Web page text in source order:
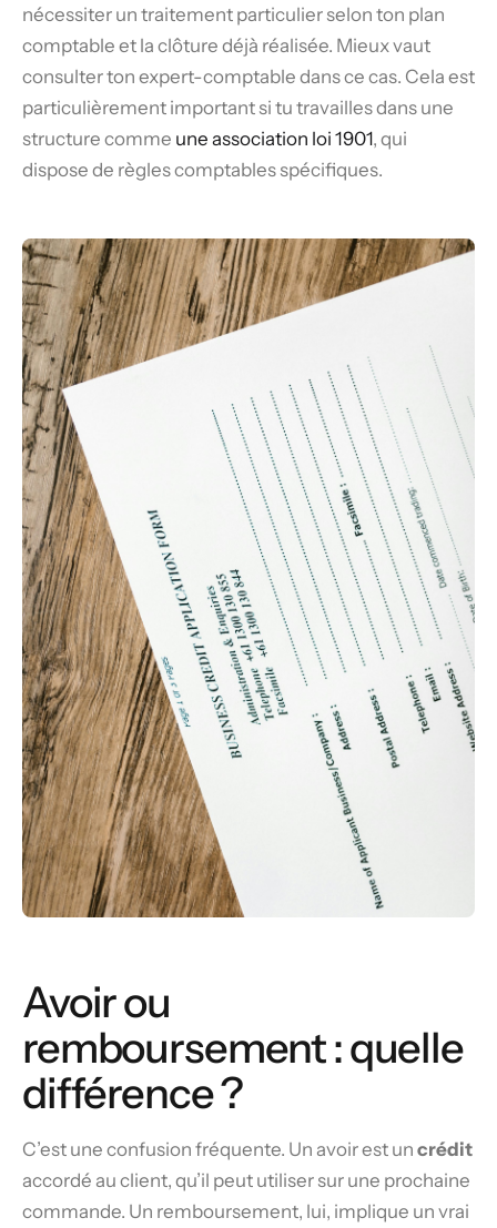
nécessiter un traitement particulier selon ton plan
comptable et la clôture déjà réalisée. Mieux vaut
consulter ton expert-comptable dans ce cas. Cela est
particulièrement important si tu travailles dans une
structure comme une association loi 1901, qui
dispose de règles comptables spécifiques.
Avoir ou
remboursement : quelle
différence ?
C’est une confusion fréquente. Un avoir est un crédit
accordé au client, qu’il peut utiliser sur une prochaine
commande. Un remboursement, lui, implique un vrai